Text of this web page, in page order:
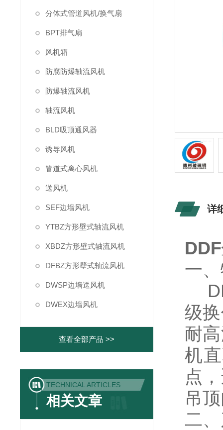
分体式管道风机/换气扇
BPT排气扇
风机箱
防腐防爆轴流风机
防爆轴流风机
轴流风机
BLD吸顶通风器
诱导风机
管道式离心风机
送风机
SEF边墙风机
YTBZ方形壁式轴流风机
XBDZ方形壁式轴流风机
DFBZ方形壁式轴流风机
DWSP边墙送风机
DWEX边墙风机
查看全部产品 >>
TECHNICAL ARTICLES
相关文章
详
一
级
耐
机
点
吊
二